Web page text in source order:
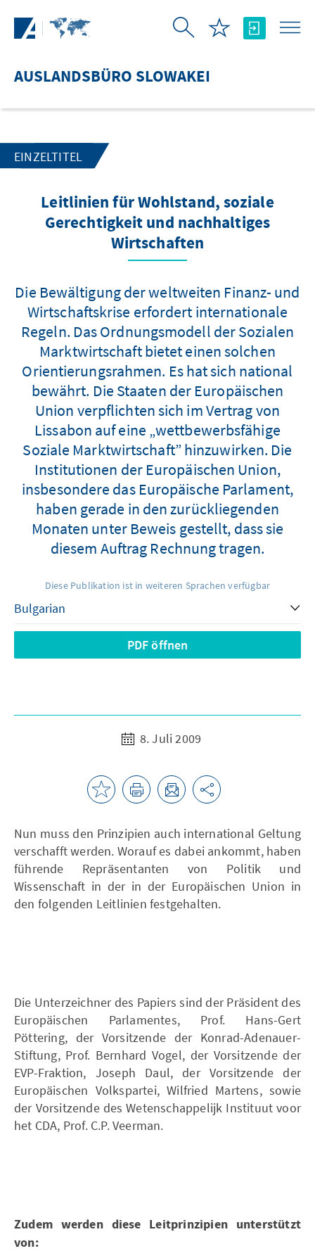
AUSLANDSBÜRO SLOWAKEI
EINZELTITEL
Leitlinien für Wohlstand, soziale
Gerechtigkeit und nachhaltiges
Wirtschaften
Die Bewältigung der weltweiten Finanz- und
Wirtschaftskrise erfordert internationale
Regeln. Das Ordnungsmodell der Sozialen
Marktwirtschaft bietet einen solchen
Orientierungsrahmen. Es hat sich national
bewährt. Die Staaten der Europäischen
Union verpflichten sich im Vertrag von
Lissabon auf eine „wettbewerbsfähige
Soziale Marktwirtschaft” hinzuwirken. Die
Institutionen der Europäischen Union,
insbesondere das Europäische Parlament,
haben gerade in den zurückliegenden
Monaten unter Beweis gestellt, dass sie
diesem Auftrag Rechnung tragen.
Diese Publikation ist in weiteren Sprachen verfügbar
PDF öffnen
8. Juli 2009
Nun muss den Prinzipien auch international Geltung
verschafft werden. Worauf es dabei ankommt, haben
führende Repräsentanten von Politik und
Wissenschaft in der in der Europäischen Union in
den folgenden Leitlinien festgehalten.
Die Unterzeichner des Papiers sind der Präsident des
Europäischen Parlamentes, Prof. Hans-Gert
Pöttering, der Vorsitzende der Konrad-Adenauer-
Stiftung, Prof. Bernhard Vogel, der Vorsitzende der
EVP-Fraktion, Joseph Daul, der Vorsitzende der
Europäischen Volkspartei, Wilfried Martens, sowie
der Vorsitzende des Wetenschappelijk Instituut voor
het CDA, Prof. C.P. Veerman.
Zudem werden diese Leitprinzipien unterstützt
von: